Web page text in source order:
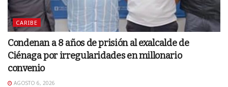
CARIBE
Condenan a 8 años de prisión al exalcalde de
Ciénaga por irregularidades en millonario
convenio
AGOSTO 6, 2026